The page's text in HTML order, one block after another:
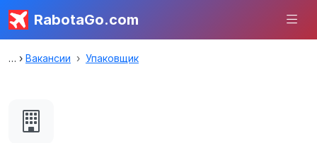
RabotaGo.com
Вакансии Упаковщик